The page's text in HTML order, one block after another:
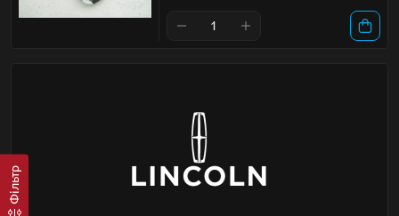
Фільтр